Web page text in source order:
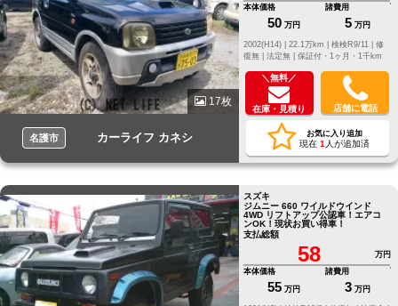
17枚
名護市 カーライフ カネシ
本体価格
50 万円
諸費用
5 万円
修
復無 | 法定無 | 保証付・1ヶ月・1千km
＼無料／
在庫・見積り 店舗に電話
お気に入り追加
現在 1 人が追加済
スズキ
ジムニー 660 ワイルドウインド
4WD リフトアップ公認車！エアコ
ンOK！現状お買い得車！
支払総額
58
万円
本体価格
55 万円
諸費用
3 万円